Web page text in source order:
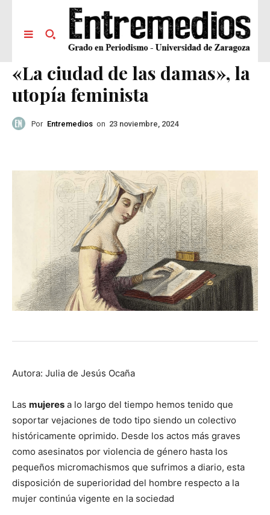
«La ciudad de las damas», la
utopía feminista
Por Entremedios on 23 noviembre, 2024
Autora: Julia de Jesús Ocaña
Las mujeres a lo largo del tiempo hemos tenido que
soportar vejaciones de todo tipo siendo un colectivo
históricamente oprimido. Desde los actos más graves
como asesinatos por violencia de género hasta los
pequeños micromachismos que sufrimos a diario, esta
disposición de superioridad del hombre respecto a la
mujer continúa vigente en la sociedad